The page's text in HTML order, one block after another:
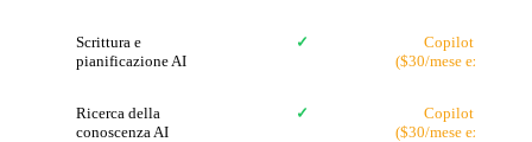
Scrittura e
pianificazione AI
✓
Copilot
($30/mese extra)
Ricerca della
conoscenza AI
✓
Copilot
($30/mese extra)